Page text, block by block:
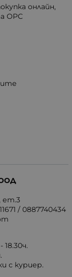
онлайн,
ОРС
ет.3
/ 0887740434
с куриер.